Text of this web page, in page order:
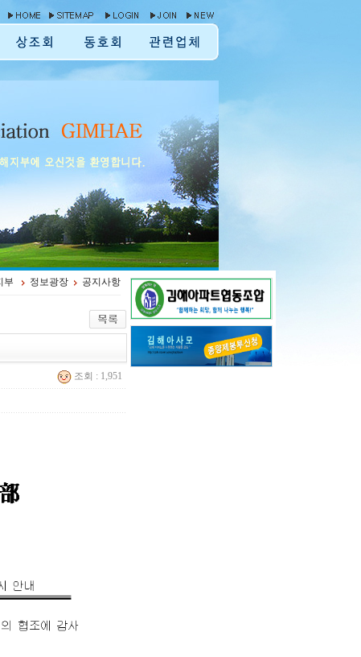
부 정보광장 공지사항
조회 : 1,951